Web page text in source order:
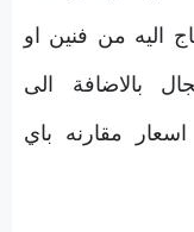
اليه من فنين او
بالاضافة الى
مقارنه باي